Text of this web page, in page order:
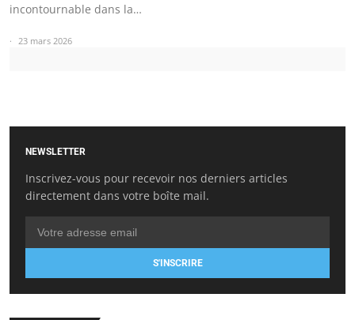
incontournable dans la…
23 mars 2026
NEWSLETTER
Inscrivez-vous pour recevoir nos derniers articles
directement dans votre boîte mail.
S'INSCRIRE